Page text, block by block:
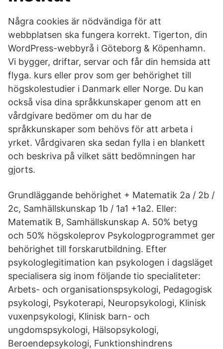
Några cookies är nödvändiga för att
webbplatsen ska fungera korrekt. Tigerton, din
WordPress-webbyrå i Göteborg & Köpenhamn.
Vi bygger, driftar, servar och får din hemsida att
flyga. kurs eller prov som ger behörighet till
högskolestudier i Danmark eller Norge. Du kan
också visa dina språkkunskaper genom att en
vårdgivare bedömer om du har de
språkkunskaper som behövs för att arbeta i
yrket. Vårdgivaren ska sedan fylla i en blankett
och beskriva på vilket sätt bedömningen har
gjorts.
Grundläggande behörighet + Matematik 2a / 2b /
2c, Samhällskunskap 1b / 1a1 +1a2. Eller:
Matematik B, Samhällskunskap A. 50% betyg
och 50% högskoleprov Psykologprogrammet ger
behörighet till forskarutbildning. Efter
psykologlegitimation kan psykologen i dagsläget
specialisera sig inom följande tio specialiteter:
Arbets- och organisationspsykologi, Pedagogisk
psykologi, Psykoterapi, Neuropsykologi, Klinisk
vuxenpsykologi, Klinisk barn- och
ungdomspsykologi, Hälsopsykologi,
Beroendepsykologi, Funktionshindrens